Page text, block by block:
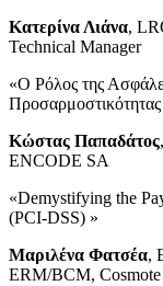
Κατερίνα Λιάνα,
Technical Manager
«Ο Ρόλος της
Κώστας Παπαδάτος
ENCODE SA
«Demystifying the
(PCI-DSS) »
Μαριλένα Φατσέα,
ERM/BCM, Cosmote